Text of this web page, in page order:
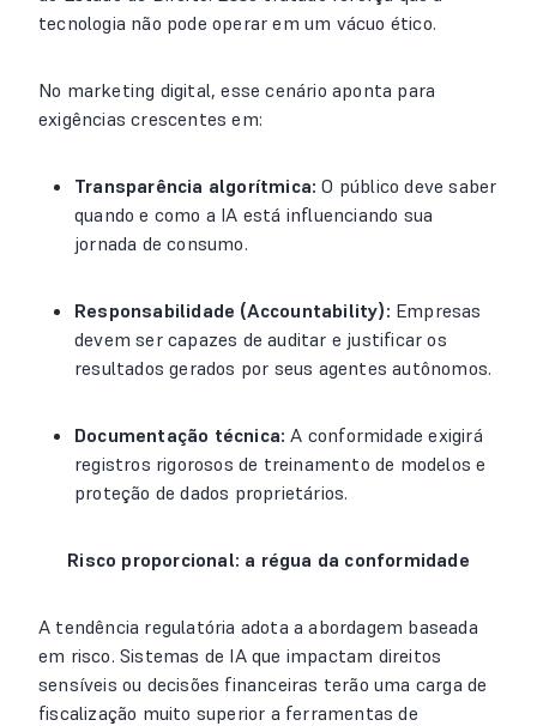
tecnologia não pode operar em um vácuo ético.
No marketing digital, esse cenário aponta para
exigências crescentes em:
Transparência algorítmica: O público deve saber
quando e como a IA está influenciando sua
jornada de consumo.
Responsabilidade (Accountability): Empresas
devem ser capazes de auditar e justificar os
resultados gerados por seus agentes autônomos.
Documentação técnica: A conformidade exigirá
registros rigorosos de treinamento de modelos e
proteção de dados proprietários.
Risco proporcional: a régua da conformidade
A tendência regulatória adota a abordagem baseada
em risco. Sistemas de IA que impactam direitos
sensíveis ou decisões financeiras terão uma carga de
fiscalização muito superior a ferramentas de